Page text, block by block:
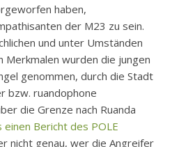
haben,
der M23 zu sein.
und unter Umständen
Merkmalen wurden die jungen
genommen, durch die Stadt
bzw. ruandophone
die Grenze nach Ruanda
Bericht des POLE
nicht genau, wer die Angreifer